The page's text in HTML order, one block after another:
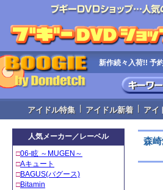
新作続々入荷!! 予
アイドル特集 | アイドル新着 | アイ
人気メーカー／レーベル
□06‐眩 ～MUGEN～
□Aキュート
□BAGUS(バグース)
□Bitamin
森